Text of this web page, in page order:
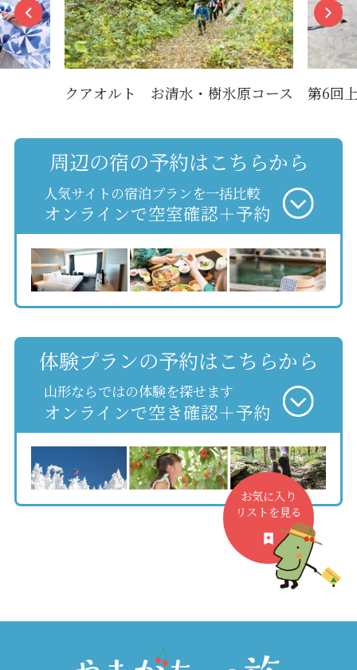
クアオルト お清水・樹氷原コース 第6回
周辺の宿の予約はこちらから
人気サイトの宿泊プランを一括比較
オンラインで空室確認＋予約
体験プランの予約はこちらから
山形ならではの体験を探せます
オンラインで空き確認＋予約
お気に入り
リストを見る